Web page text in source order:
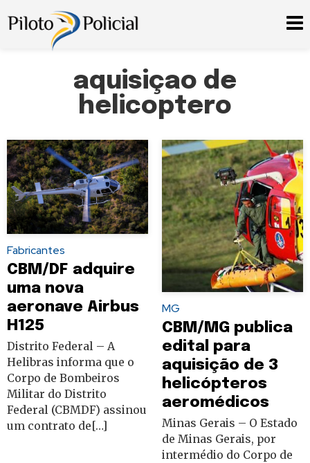
aquisiçao de
helicoptero
Fabricantes
CBM/DF adquire
uma nova
aeronave Airbus
H125
Distrito Federal – A
Helibras informa que o
Corpo de Bombeiros
Militar do Distrito
Federal (CBMDF) assinou
um contrato de[…]
MG
CBM/MG publica
edital para
aquisição de 3
helicópteros
aeromédicos
Minas Gerais – O Estado
de Minas Gerais, por
intermédio do Corpo de